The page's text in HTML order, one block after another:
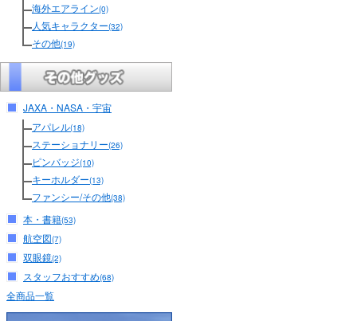
海外エアライン(0)
人気キャラクター(32)
その他(19)
JAXA・NASA・宇宙
アパレル(18)
ステーショナリー(26)
ピンバッジ(10)
キーホルダー(13)
ファンシー/その他(38)
本・書籍(53)
航空図(7)
双眼鏡(2)
スタッフおすすめ(68)
全商品一覧